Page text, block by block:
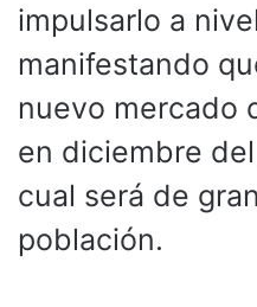
impulsarlo a
manifestando
nuevo mercado
en diciembre
cual será de
población.